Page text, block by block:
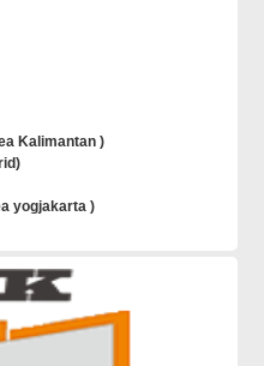
Kalimantan )
yogjakarta )